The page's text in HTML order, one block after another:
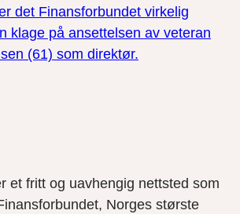
det Finansforbundet virkelig
klage på ansettelsen av veteran
(61) som direktør.
et fritt og uavhengig nettsted som
Norges største